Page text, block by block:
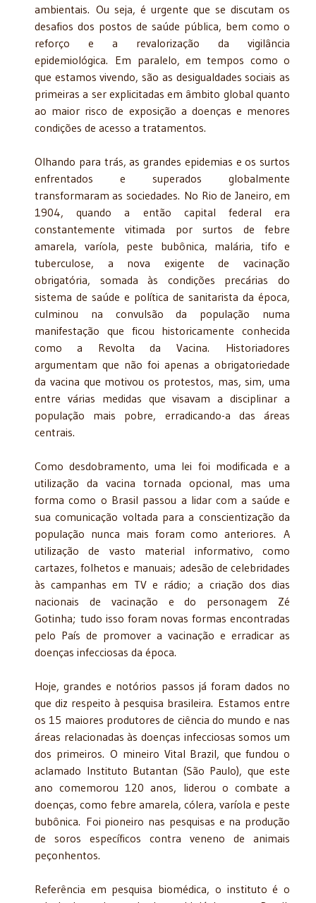
ambientais. Ou seja, é urgente que se discutam os
desafios dos postos de saúde pública, bem como o
reforço e a revalorização da vigilância
epidemiológica. Em paralelo, em tempos como o
que estamos vivendo, são as desigualdades sociais as
primeiras a ser explicitadas em âmbito global quanto
ao maior risco de exposição a doenças e menores
condições de acesso a tratamentos.
Olhando para trás, as grandes epidemias e os surtos
enfrentados e superados globalmente
transformaram as sociedades. No Rio de Janeiro, em
1904, quando a então capital federal era
constantemente vitimada por surtos de febre
amarela, varíola, peste bubônica, malária, tifo e
tuberculose, a nova exigente de vacinação
obrigatória, somada às condições precárias do
sistema de saúde e política de sanitarista da época,
culminou na convulsão da população numa
manifestação que ficou historicamente conhecida
como a Revolta da Vacina. Historiadores
argumentam que não foi apenas a obrigatoriedade
da vacina que motivou os protestos, mas, sim, uma
entre várias medidas que visavam a disciplinar a
população mais pobre, erradicando-a das áreas
centrais.
Como desdobramento, uma lei foi modificada e a
utilização da vacina tornada opcional, mas uma
forma como o Brasil passou a lidar com a saúde e
sua comunicação voltada para a conscientização da
população nunca mais foram como anteriores. A
utilização de vasto material informativo, como
cartazes, folhetos e manuais; adesão de celebridades
às campanhas em TV e rádio; a criação dos dias
nacionais de vacinação e do personagem Zé
Gotinha; tudo isso foram novas formas encontradas
pelo País de promover a vacinação e erradicar as
doenças infecciosas da época.
Hoje, grandes e notórios passos já foram dados no
que diz respeito à pesquisa brasileira. Estamos entre
os 15 maiores produtores de ciência do mundo e nas
áreas relacionadas às doenças infecciosas somos um
dos primeiros. O mineiro Vital Brazil, que fundou o
aclamado Instituto Butantan (São Paulo), que este
ano comemorou 120 anos, liderou o combate a
doenças, como febre amarela, cólera, varíola e peste
bubônica. Foi pioneiro nas pesquisas e na produção
de soros específicos contra veneno de animais
peçonhentos.
Referência em pesquisa biomédica, o instituto é o